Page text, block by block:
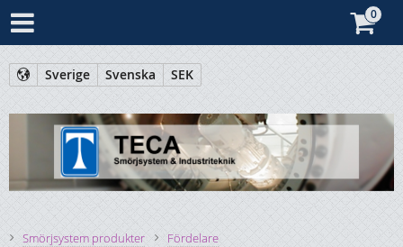
Sverige Svenska SEK
Smörjsystem produkter Fördelare